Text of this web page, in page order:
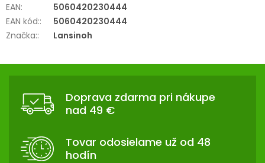
EAN:
5060420230444
EAN kód::
5060420230444
Značka:: Lansinoh
Z
Doprava zdarma pri nákupe
nad 49 €
Tovar odosielame už od 48
hodín